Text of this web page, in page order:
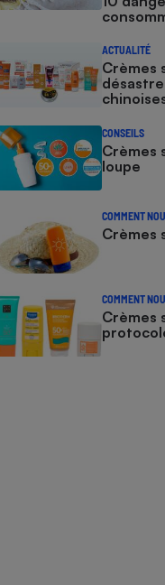
ACTUALITÉ
Crèmes
CONSEILS
Crèmes
loupe
COMMENT
Crèmes
COMMENT
Crèmes